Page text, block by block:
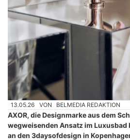
13.05.26 VON BELMEDIA REDAKTION
AXOR, die Designmarke aus dem
wegweisenden Ansatz im
an den 3daysofdesign in